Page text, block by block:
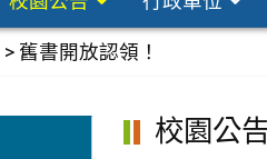
> 舊書開放認領！
校園公